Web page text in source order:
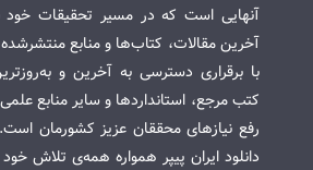
آنهایی است که در مسیر تحقیقات خود
آخرین مقالات، کتاب‌ها و منابع
با برقراری دسترسی به آخرین و
کتب مرجع، استانداردها و سایر منابع
رفع نیازهای محققان عزیز کشورمان
دانلود ایران پیپر همواره همه‌ی تلاش خود